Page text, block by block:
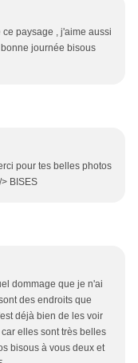
paysage , j'aime aussi
journée bisous
pour tes belles photos
BISES
dommage que je n'ai
des endroits que
déjà bien de les voir
elles sont très belles
bisous à vous deux et